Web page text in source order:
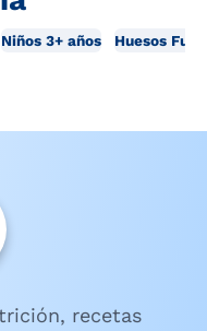
Niños 3+ años Huesos
recetas